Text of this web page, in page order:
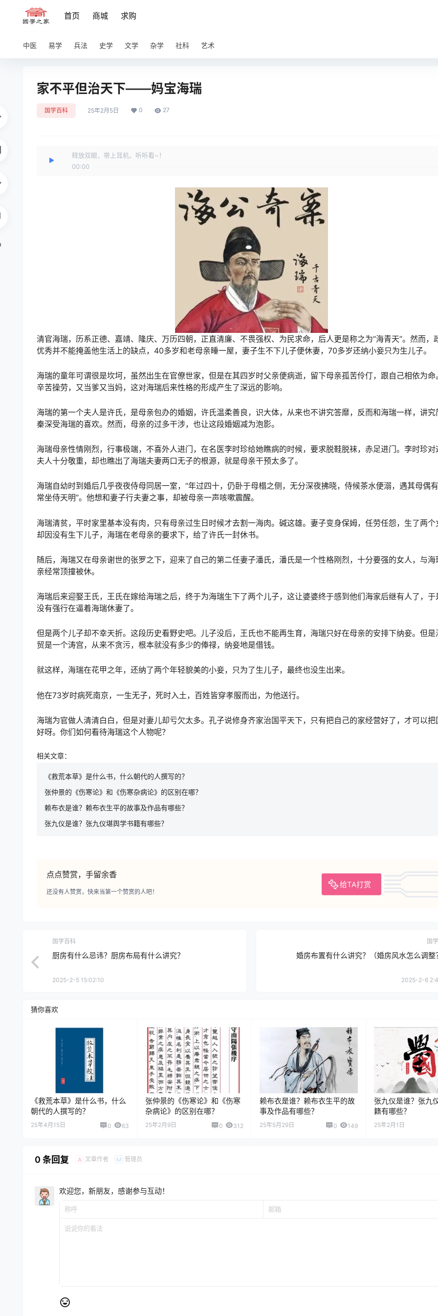
首页 商城 求购
中医 易学 兵法 史学 文学 杂学 社科 艺术
家不平但治天下——妈宝海瑞
国学百科 25年2月5日 0 27
释放双眼，带上耳机，听听看~！
00:00
清官海瑞，历系正德、嘉靖、隆庆、万历四朝，正直清廉、不畏强权、为民求命，后人更是称之为“海青天”。然而，
优秀并不能掩盖他生活上的缺点，40多岁和老母亲睡一屋，妻子生不下儿子便休妻，70多岁还纳小妾只为生儿子。
海瑞的童年可谓很是坎坷，虽然出生在官僚世家，但是在其四岁时父亲便病逝，留下母亲孤苦伶仃，跟自己相依为命
辛苦操劳，又当爹又当妈，这对海瑞后来性格的形成产生了深远的影响。
海瑞的第一个夫人是许氏，是母亲包办的婚姻，许氏温柔善良，识大体，从来也不讲究答靡，反而和海瑞一样，讲究
秦深受海瑞的喜欢。然而，母亲的过多干涉，也让这段婚姻减为泡影。
海瑞母亲性情刚烈，行事极端，不喜外人进门，在名医李时珍给她瞧病的时候，要求脱鞋脱袜，赤足进门。李时珍对
夫人十分敬重，却也瞧出了海瑞夫妻两口无子的根源，就是母亲干预太多了。
海瑞自幼时到婚后几乎夜夜侍母同居一室，“年过四十，仍卧于母榻之侧，无分深夜拂晓，侍候茶水便溺，遇其母偶
常坐侍天明”。他想和妻子行夫妻之事，却被母亲一声咳嗽震醒。
海瑞清贫，平时家里基本没有肉，只有母亲过生日时候才去割一海肉。碱这雄。妻子变身保姆，任劳任怨，生了两个
却因没有生下儿子，海瑞在老母亲的要求下，给了许氏一封休书。
随后，海瑞又在母亲谢世的张罗之下，迎来了自己的第二任妻子潘氏，潘氏是一个性格刚烈，十分要强的女人，与海
亲经常顶撞被休。
海瑞后来迎娶王氏，王氏在嫁给海瑞之后，终于为海瑞生下了两个儿子，这让婆婆终于感到他们海家后继有人了，于
没有强行在逼着海瑞休妻了。
但是两个儿子却不幸天折。这段历史看野史吧。儿子没后，王氏也不能再生育，海瑞只好在母亲的安排下纳妾。但是
贸是一个涛宫，从来不贪污，根本就没有多少的俸禄，纳妾地是借钱。
就这样，海瑞在花甲之年，还纳了两个年轻貌美的小妾，只为了生儿子，最终也没生出来。
他在73岁时病死南京，一生无子，死时入土，百姓皆穿孝服而出，为他送行。
海瑞为官做人清清白白，但是对妻儿却亏欠太多。孔子说修身齐家治国平天下，只有把自己的家经营好了，才可以把
好呀。你们如何看待海瑞这个人物呢？
相关文章：
《救荒本草》是什么书，什么朝代的人撰写的？
张仲景的《伤寒论》和《伤寒杂病论》的区别在哪？
赖布衣是谁？赖布衣生平的故事及作品有哪些？
张九仪是谁？张九仪堪舆学书籍有哪些？
点点赞赏，手留余香
给TA打赏
还没有人赞赏，快来当第一个赞赏的人吧！
国学百科
厨房有什么忌讳？厨房布局有什么讲究？
2025-2-5 15:02:10
国
婚房布置有什么讲究？（婚房风水怎么调整
2025-2-6
猜你喜欢
《救荒本草》是什么书，什么
朝代的人撰写的？
25年4月15日 0 63
张仲景的《伤寒论》和《伤寒
杂病论》的区别在哪？
25年2月9日 0 312
赖布衣是谁？赖布衣生平的故
事及作品有哪些？
25年5月29日 0 149
张九仪是谁？张九
籍有哪些？
25年2月1日
0 条回复 A 文章作者 M 管理员
欢迎您，新朋友，感谢参与互动！